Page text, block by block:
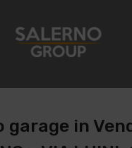
garage in